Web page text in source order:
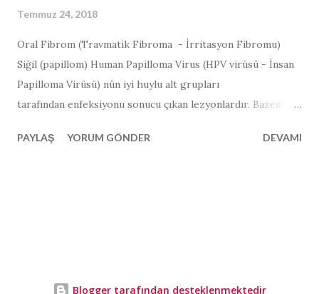
Temmuz 24, 2018
Oral Fibrom (Travmatik Fibroma - İrritasyon Fibromu)
Siğil (papillom) Human Papilloma Virus (HPV virüsü - İnsan
Papilloma Virüsü) nün iyi huylu alt grupları
tarafından enfeksiyonu sonucu çıkan lezyonlardır. Bazen
ile karıştırılabilmektedir. Oral Fibroma Nedir? "Fibroma",
tarafındaki küçük, kabarık yumru, oral bir fibroma veya aşırı
PAYLAŞ YORUM GÖNDER DEVAMI
Blogger tarafından desteklenmektedir